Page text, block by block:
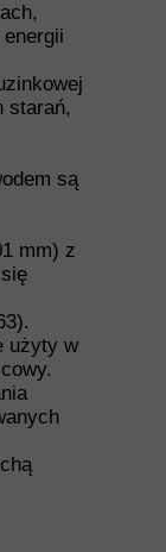
starań,
są
mm) z
użyty w